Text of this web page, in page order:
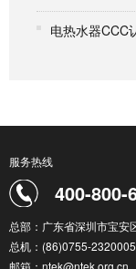
服务热线
400-800-
总部：广东省深圳市宝安
总机：(86)0755-
邮箱：ntek@ntek.org.cn